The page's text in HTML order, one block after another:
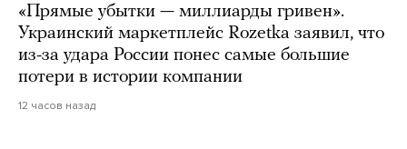
«Прямые убытки — миллиарды гривен».
Украинский маркетплейс Rozetka заявил, что
из-за удара России понес самые большие
потери в истории компании
12 часов назад